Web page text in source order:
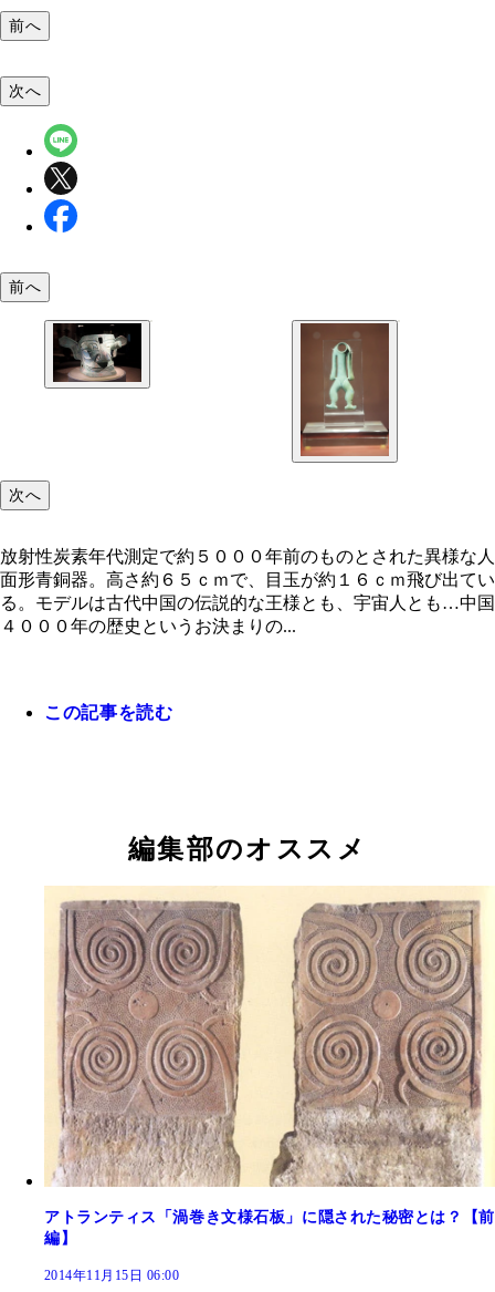
前へ
放射性炭素年代測定で約５０００年前のものとさ
様な人面形青銅器。高さ約６５ｃｍで、目玉が約
ｍ飛び出ている。モデルは古代中国の伝説的な王
次へ
前へ
次へ
放射性炭素年代測定で約５０００年前のものとされた異様な人
面形青銅器。高さ約６５ｃｍで、目玉が約１６ｃｍ飛び出てい
る。モデルは古代中国の伝説的な王様とも、宇宙人とも…中国
４０００年の歴史というお決まりの...
この記事を読む
編集部のオススメ
アトランティス「渦巻き文様石板」に隠された秘密とは？【前
編】
2014年11月15日 06:00